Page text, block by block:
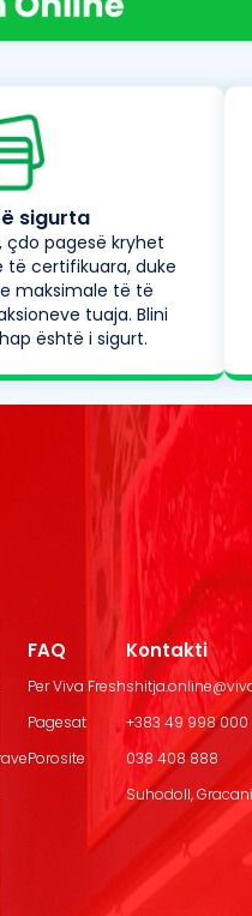
sigurta
çdo pagesë kryhet
certifikuara, duke
maksimale të të
tuaja. Blini
është i sigurt.
FAQ
Per Viva Fresh
Pagesat
Porosite
Kontakti
+383 49 998 000
038 408 888
Suhodoll,